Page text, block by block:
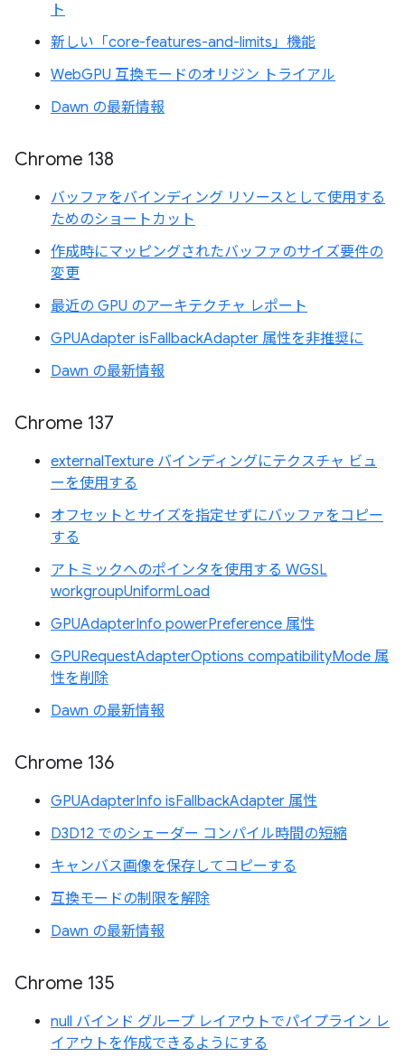
ト
新しい「core-features-and-limits」機能
WebGPU 互換モードのオリジン トライアル
Dawn の最新情報
Chrome 138
バッファをバインディング リソースとして使用する
ためのショートカット
作成時にマッピングされたバッファのサイズ要件の
変更
最近の GPU のアーキテクチャ レポート
GPUAdapter isFallbackAdapter 属性を非推奨に
Dawn の最新情報
Chrome 137
externalTexture バインディングにテクスチャ ビュ
ーを使用する
オフセットとサイズを指定せずにバッファをコピー
する
アトミックへのポインタを使用する WGSL
workgroupUniformLoad
GPUAdapterInfo powerPreference 属性
GPURequestAdapterOptions compatibilityMode 属
性を削除
Dawn の最新情報
Chrome 136
GPUAdapterInfo isFallbackAdapter 属性
D3D12 でのシェーダー コンパイル時間の短縮
キャンバス画像を保存してコピーする
互換モードの制限を解除
Dawn の最新情報
Chrome 135
null バインド グループ レイアウトでパイプライン レ
イアウトを作成できるようにする